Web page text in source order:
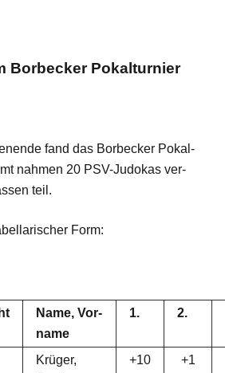
Bor­be­cker Pokalturnier
fand das Bor­be­cker Pokal­
nah­men 20 PSV-Judo­kas ver­
teil.
Form:
Name, Vor­
name
1. 2.
Krü­ger,
+10 +1